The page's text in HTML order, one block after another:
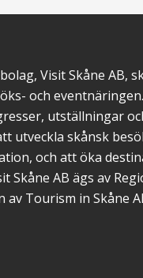
Visit Skåne AB,
och
utställningar
utveckla skånsk
och att öka
AB ägs av
Tourism in Skåne